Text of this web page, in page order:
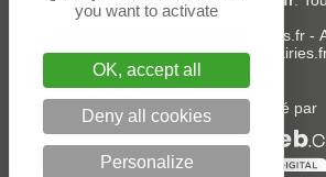
donneespubliques.fr-
Adresses-Ecoles.fr-Adresses-
Un service édité par
you want to activate
OK, accept all
Deny all cookies
Personalize